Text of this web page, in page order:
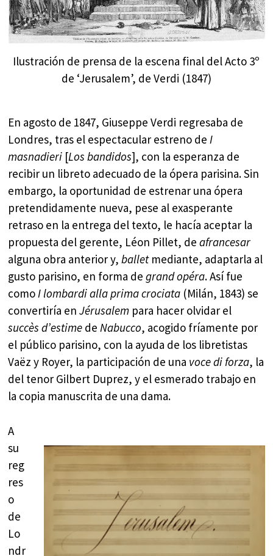
Ilustración de prensa de la escena final del Acto 3º
de ‘Jerusalem’, de Verdi (1847)
En agosto de 1847, Giuseppe Verdi regresaba de
Londres, tras el espectacular estreno deI
masnadieri [Los bandidos], con la esperanza de
recibir un libreto adecuado de la ópera parisina. Sin
embargo, la oportunidad de estrenar una ópera
pretendidamente nueva, pese al exasperante
retraso en la entrega del texto, le hacía aceptar la
propuesta del gerente, Léon Pillet, deafrancesar
alguna obra anterior y,balletmediante, adaptarla al
gusto parisino, en forma degrand opéra. Así fue
comoI lombardi alla prima crociata (Milán, 1843) se
convertiría enJérusalem para hacer olvidar el
succès d’estime deNabucco, acogido fríamente por
el público parisino, con la ayuda de los libretistas
Vaëz y Royer, la participación de una voce di forza, la
del tenor Gilbert Duprez, y el esmerado trabajo en
la copia manuscrita de una dama.
A
su
reg
res
o
de
Lo
ndr